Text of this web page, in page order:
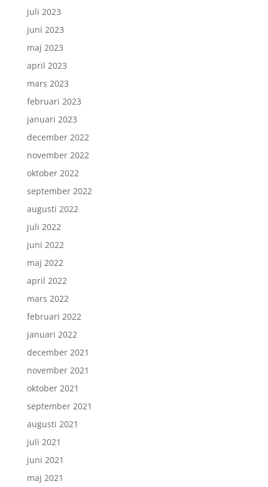
juli 2023
juni 2023
maj 2023
april 2023
mars 2023
februari 2023
januari 2023
december 2022
november 2022
oktober 2022
september 2022
augusti 2022
juli 2022
juni 2022
maj 2022
april 2022
mars 2022
februari 2022
januari 2022
december 2021
november 2021
oktober 2021
september 2021
augusti 2021
juli 2021
juni 2021
maj 2021